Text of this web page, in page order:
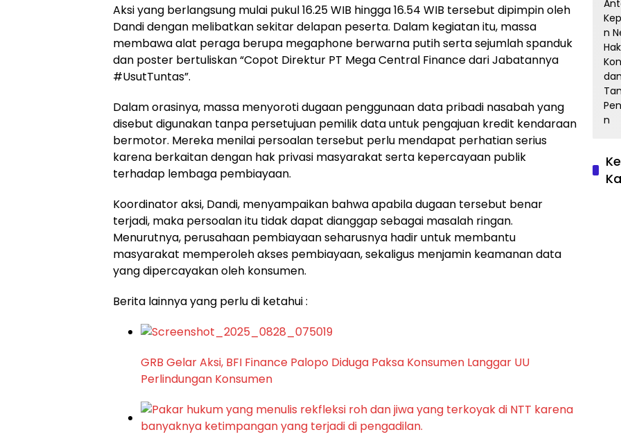
Aksi yang berlangsung mulai pukul 16.25 WIB hingga 16.54 WIB tersebut dipimpin oleh
Dandi dengan melibatkan sekitar delapan peserta. Dalam kegiatan itu, massa
membawa alat peraga berupa megaphone berwarna putih serta sejumlah spanduk
dan poster bertuliskan “Copot Direktur PT Mega Central Finance dari Jabatannya
#UsutTuntas”.
Dalam orasinya, massa menyoroti dugaan penggunaan data pribadi nasabah yang
disebut digunakan tanpa persetujuan pemilik data untuk pengajuan kredit kendaraan
bermotor. Mereka menilai persoalan tersebut perlu mendapat perhatian serius
karena berkaitan dengan hak privasi masyarakat serta kepercayaan publik
terhadap lembaga pembiayaan.
Koordinator aksi, Dandi, menyampaikan bahwa apabila dugaan tersebut benar
terjadi, maka persoalan itu tidak dapat dianggap sebagai masalah ringan.
Menurutnya, perusahaan pembiayaan seharusnya hadir untuk membantu
masyarakat memperoleh akses pembiayaan, sekaligus menjamin keamanan data
yang dipercayakan oleh konsumen.
Berita lainnya yang perlu di ketahui :
GRB Gelar Aksi, BFI Finance Palopo Diduga Paksa Konsumen Langgar UU
Perlindungan Konsumen